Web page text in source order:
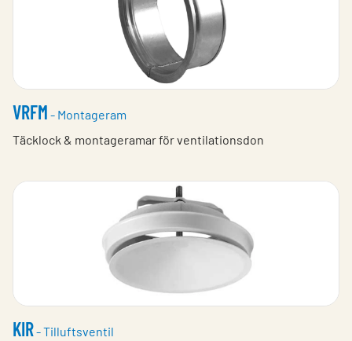
VRFM - Montageram
Täcklock & montageramar för ventilationsdon
KIR- Tilluftsventil